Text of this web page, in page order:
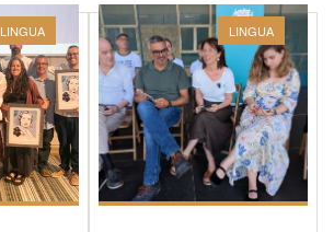
LINGUA LINGUA